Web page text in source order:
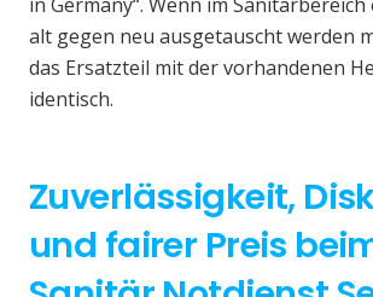
alt gegen neu ausgetauscht werden
das Ersatzteil mit der vorhandenen
identisch.
Zuverlässigkeit,
und fairer Preis